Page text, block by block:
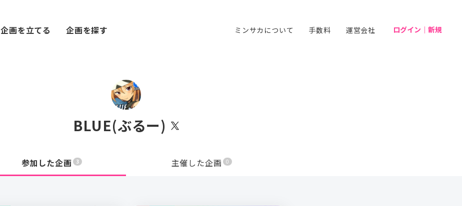
企画を立てる 企画を探す ミンサカについて 手数料 運営会社 ログイン｜新規
BLUE(ぶるー)
参加した企画 3 主催した企画 0